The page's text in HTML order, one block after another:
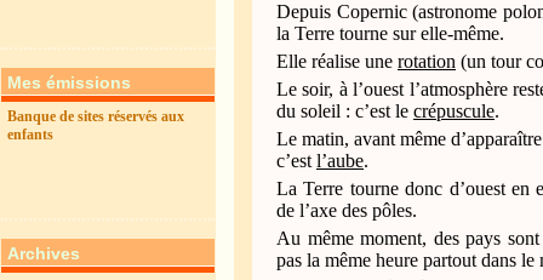
Mes émissions
Banque de sites réservés aux
enfants
Archives
Depuis Copernic (astronome
la Terre tourne sur elle-même.
Elle réalise unerotation (un tour
Le soir, à l’ouest l’atmosphère
du soleil : c’est lecrépuscule.
Le matin, avant même
c’estl’aube.
La Terre tourne donc d’ouest en
de l’axe des pôles.
Au même moment, des pays
pas la même heure partout dans le